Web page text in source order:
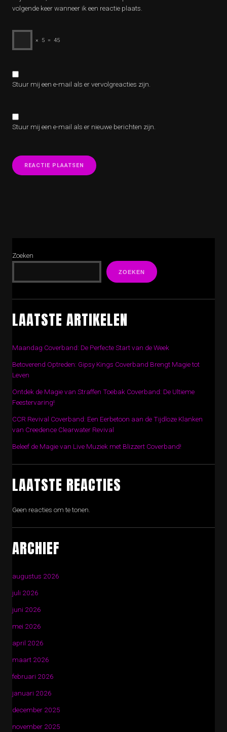
volgende keer wanneer ik een reactie plaats.
× 5 = 45
Stuur mij een e-mail als er vervolgreacties zijn.
Stuur mij een e-mail als er nieuwe berichten zijn.
Zoeken
ZOEKEN
LAATSTE ARTIKELEN
Maandag Coverband: De Perfecte Start van de Week
Betoverend Optreden: Gipsy Kings Coverband Brengt Magie tot
Leven
Ontdek de Magie van Straffen Toebak Coverband: De Ultieme
Feestervaring!
CCR Revival Coverband: Een Eerbetoon aan de Tijdloze Klanken
van Creedence Clearwater Revival
Beleef de Magie van Live Muziek met Blizzert Coverband!
LAATSTE REACTIES
Geen reacties om te tonen.
ARCHIEF
augustus 2026
juli 2026
juni 2026
mei 2026
april 2026
maart 2026
februari 2026
januari 2026
december 2025
november 2025